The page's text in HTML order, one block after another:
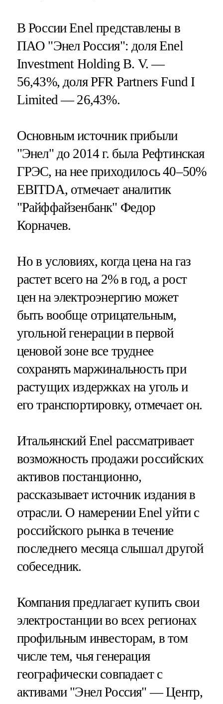
В России Enel представлены в
ПАО "Энел Россия": доля Enel
Investment Holding B. V. —
56,43%, доля PFR Partners Fund I
Limited — 26,43%.
Основным источник прибыли
"Энел" до 2014 г. была Рефтинская
ГРЭС, на нее приходилось 40–50%
EBITDA, отмечает аналитик
"Райффайзенбанк" Федор
Корначев.
Но в условиях, когда цена на газ
растет всего на 2% в год, а рост
цен на электроэнергию может
быть вообще отрицательным,
угольной генерации в первой
ценовой зоне все труднее
сохранять маржинальность при
растущих издержках на уголь и
его транспортировку, отмечает он.
Итальянский Enel рассматривает
возможность продажи российских
активов постанционно,
рассказывает источник издания в
отрасли. О намерении Enel уйти с
российского рынка в течение
последнего месяца слышал другой
собеседник.
Компания предлагает купить свои
электростанции во всех регионах
профильным инвесторам, в том
числе тем, чья генерация
географически совпадает с
активами "Энел Россия" — Центр,